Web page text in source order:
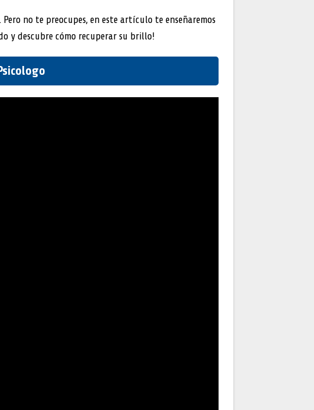
no te preocupes, en este artículo te enseñaremos
y descubre cómo recuperar su brillo!